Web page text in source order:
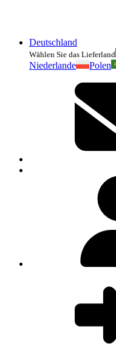
Deutschland
Wählen Sie das Lieferland
Niederlande
Polen